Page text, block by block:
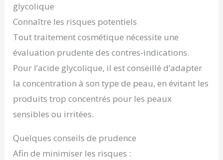
glycolique
Connaître les risques potentiels
Tout traitement cosmétique nécessite une
évaluation prudente des contres-indications.
Pour l’acide glycolique, il est conseillé d’adapter
la concentration à son type de peau, en évitant les
produits trop concentrés pour les peaux
sensibles ou irritées.
Quelques conseils de prudence
Afin de minimiser les risques :